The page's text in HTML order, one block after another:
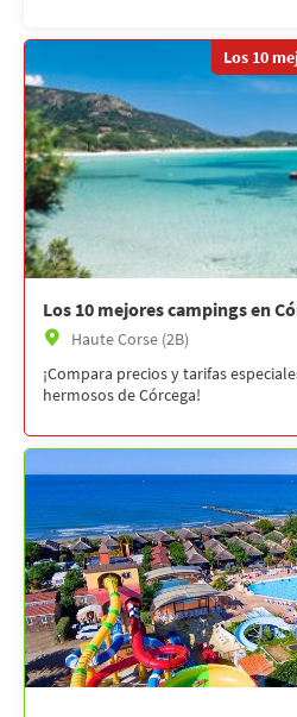
Los 10
Los 10 mejores campings en
Haute Corse (2B)
¡Compara precios y tarifas
hermosos de Córcega!